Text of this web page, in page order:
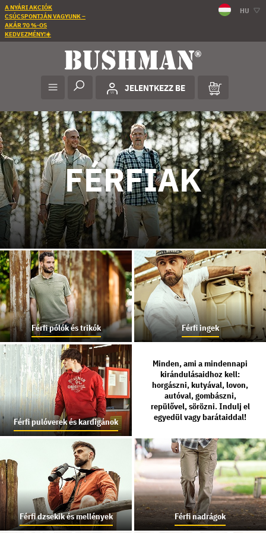
A NYÁRI AKCIÓK
CSÚCSPONTJÁN VAGYUNK –
AKÁR 70 %-OS
KEDVEZMÉNY!☀️
HU
JELENTKEZZ BE
FÉRFIAK
Férfi pólók és trikók Férfi ingek
Férfi pulóverek és kardigánok
Minden, ami a mindennapi
kirándulásaidhoz kell:
horgászni, kutyával, lovon,
autóval, gombászni,
repülővel, sörözni. Indulj el
egyedül vagy barátaiddal!
Férfi dzsekik és mellények Férfi nadrágok